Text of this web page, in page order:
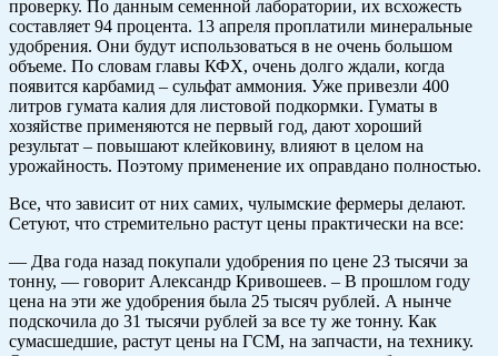
проверку. По данным семенной лаборатории, их всхожесть
составляет 94 процента. 13 апреля проплатили минеральные
удобрения. Они будут использоваться в не очень большом
объеме. По словам главы КФХ, очень долго ждали, когда
появится карбамид – сульфат аммония. Уже привезли 400
литров гумата калия для листовой подкормки. Гуматы в
хозяйстве применяются не первый год, дают хороший
результат – повышают клейковину, влияют в целом на
урожайность. Поэтому применение их оправдано полностью.
Все, что зависит от них самих, чулымские фермеры делают.
Сетуют, что стремительно растут цены практически на все:
— Два года назад покупали удобрения по цене 23 тысячи за
тонну, — говорит Александр Кривошеев. – В прошлом году
цена на эти же удобрения была 25 тысяч рублей. А нынче
подскочила до 31 тысячи рублей за все ту же тонну. Как
сумасшедшие, растут цены на ГСМ, на запчасти, на технику.